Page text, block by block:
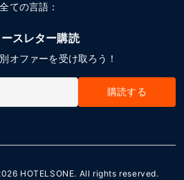
全ての言語：
スレター購読
オファーを受け取ろう！
購読する
HOTELSONE. All rights reserved.